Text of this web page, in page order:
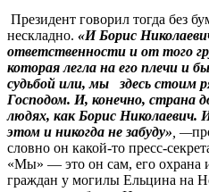
Президент говорил тогда без
нескладно. «И Борис
ответственности и от того
которая легла на его плечи и
судьбой или, мы
здесь стоим
Господом. И, конечно, страна
людях, как Борис Николаевич.
этом и никогда не забуду» , —
словно он какой-то пресс-
«Мы» — это он сам, его охрана
граждан у могилы Ельцина на